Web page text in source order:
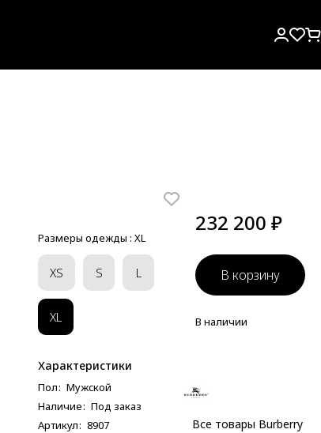
Размеры одежды : XL
XS S L
XL
Характеристики
Пол: Мужcкой
Наличие: Под заказ
Артикул: 8907
232 200 ₽
В корзину
В наличии
Все товары Burberry